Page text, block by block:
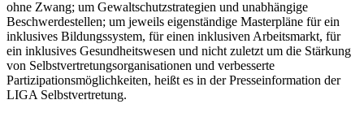
ohne Zwang; um Gewaltschutzstrategien und unabhängige
Beschwerdestellen; um jeweils eigenständige Masterpläne für ein
inklusives Bildungssystem, für einen inklusiven Arbeitsmarkt, für
ein inklusives Gesundheitswesen und nicht zuletzt um die Stärkung
von Selbstvertretungsorganisationen und verbesserte
Partizipationsmöglichkeiten, heißt es in der Presseinformation der
LIGA Selbstvertretung.